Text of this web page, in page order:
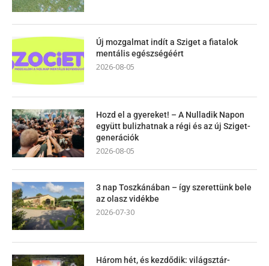
Új mozgalmat indít a Sziget a fiatalok
mentális egészségéért
2026-08-05
Hozd el a gyereket! – A Nulladik Napon
együtt bulizhatnak a régi és az új Sziget-
generációk
2026-08-05
3 nap Toszkánában – így szerettünk bele
az olasz vidékbe
2026-07-30
Három hét, és kezdődik: világsztár-